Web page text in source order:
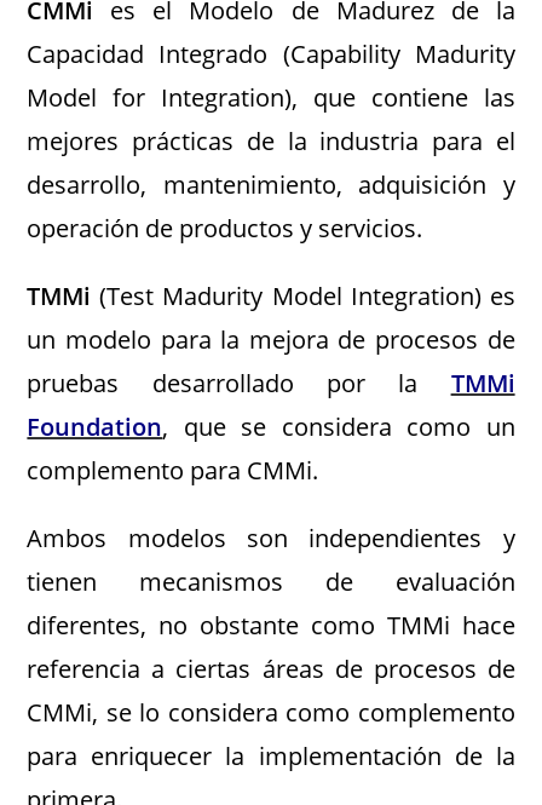
CMMi es el Modelo de Madurez de la
Capacidad Integrado (Capability Madurity
Model for Integration), que contiene las
mejores prácticas de la industria para el
desarrollo, mantenimiento, adquisición y
operación de productos y servicios.
TMMi (Test Madurity Model Integration) es
un modelo para la mejora de procesos de
pruebas desarrollado por la TMMi
Foundation, que se considera como un
complemento para CMMi.
Ambos modelos son independientes y
tienen mecanismos de evaluación
diferentes, no obstante como TMMi hace
referencia a ciertas áreas de procesos de
CMMi, se lo considera como complemento
para enriquecer la implementación de la